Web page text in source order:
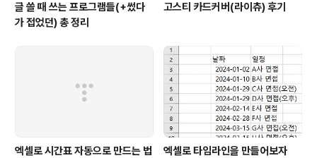
글 쓸 때 쓰는 프로그램들(+썼다
가 접었던) 총 정리
고스티 카드커버(라이츄) 후기
엑셀로 시간표 자동으로 만드는 법 엑셀로 타임라인을 만들어보자